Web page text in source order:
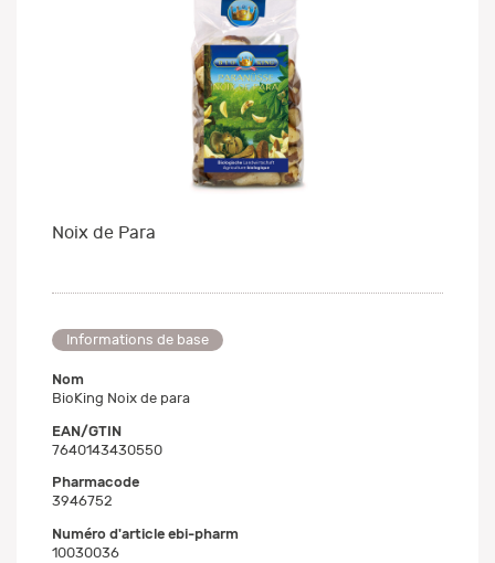
Noix de Para
Informations de base
Nom
BioKing Noix de para
EAN/GTIN
7640143430550
Pharmacode
3946752
Numéro d'article ebi-pharm
10030036